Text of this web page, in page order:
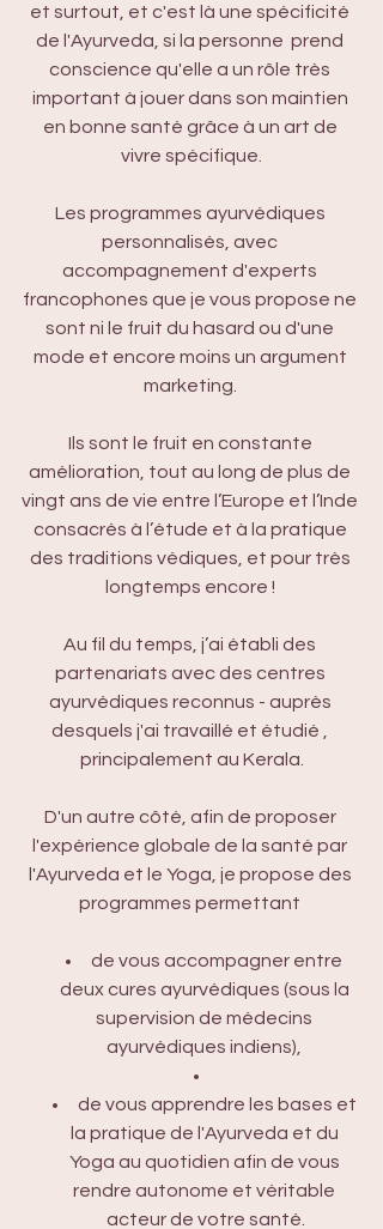
et surtout, et c'est là une spécificité
de l'Ayurveda, si la personne  prend
conscience qu'elle a un rôle très
important à jouer dans son maintien
en bonne santé grâce à un art de
vivre spécifique.
Les programmes ayurvédiques
personnalisés, avec
accompagnement d'experts
francophones que je vous propose ne
sont ni le fruit du hasard ou d'une
mode et encore moins un argument
marketing.
Ils sont le fruit en constante
amélioration, tout au long de plus de
vingt ans de vie entre l’Europe et l’Inde
consacrés à l’étude et à la pratique
des traditions védiques, et pour très
longtemps encore !
Au fil du temps, j’ai établi des
partenariats avec des centres
ayurvédiques reconnus - auprès
desquels j'ai travaillé et étudié ,
principalement au Kerala.
D'un autre côté, afin de proposer
l'expérience globale de la santé par
l'Ayurveda et le Yoga, je propose des
programmes permettant
de vous accompagner entre
deux cures ayurvédiques (sous la
supervision de médecins
ayurvédiques indiens),
de vous apprendre les bases et
la pratique de l'Ayurveda et du
Yoga au quotidien afin de vous
rendre autonome et véritable
acteur de votre santé.